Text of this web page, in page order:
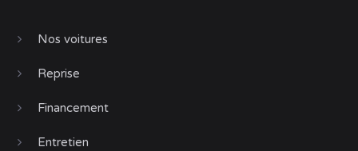
Nos voitures
Reprise
Financement
Entretien